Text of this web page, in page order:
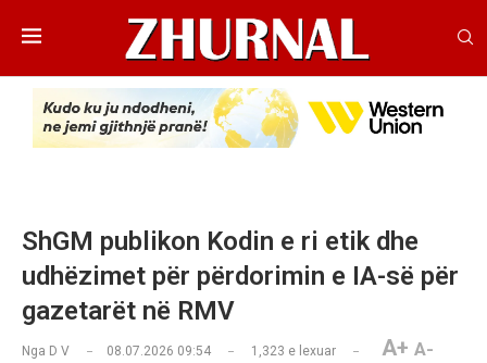
ShGM publikon Kodin e ri etik dhe
udhëzimet për përdorimin e IA-së për
gazetarët në RMV
Nga D V 08.07.2026 09:54 1,323 e lexuar A+ A-